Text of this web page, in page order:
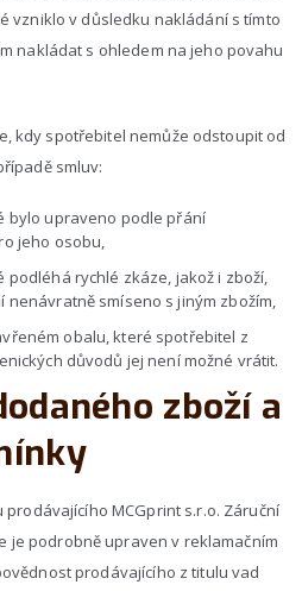
vzniklo v důsledku nakládání s tímto
nakládat s ohledem na jeho povahu
kdy spotřebitel nemůže odstoupit od
smluv:
bylo upraveno podle přání
jeho osobu,
podléhá rychlé zkáze, jakož i zboží,
nenávratně smíseno s jiným zbožím,
obalu, které spotřebitel z
důvodů jej není možné vrátit.
zboží a
MCGprint s.r.o. Záruční
je podrobně upraven v reklamačním
prodávajícího z titulu vad